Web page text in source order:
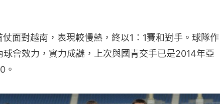
面對越南，表現較慢熱，終以1：1賽和對手。球隊作
球會效力，實力成謎，上次與國青交手已是2014年亞
。